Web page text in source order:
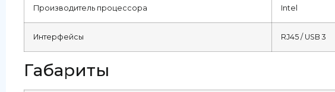
Производитель процессора Intel
Интерфейсы RJ45 / USB 3
Габариты